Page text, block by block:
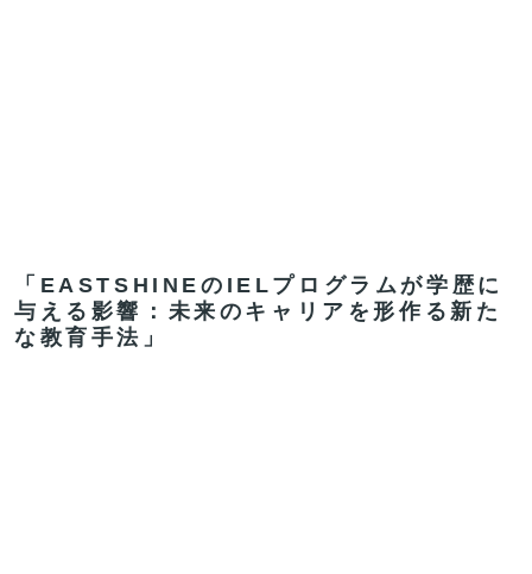
「EASTSHINEのIELプログラムが学歴に
与える影響：未来のキャリアを形作る新た
な教育手法」